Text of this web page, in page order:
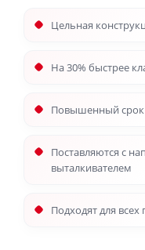
Цельная
На 30% быстрее
Повышенный
Поставляются с
выталкивателем
Подходят для